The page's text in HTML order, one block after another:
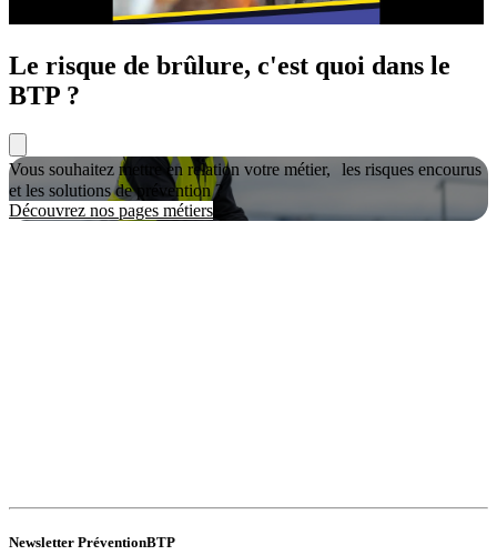
Le risque de brûlure, c'est quoi dans le
BTP ?
Vous souhaitez mettre en relation votre métier, les risques encourus
et les solutions de prévention ?
Découvrez nos pages métiers
Newsletter PréventionBTP